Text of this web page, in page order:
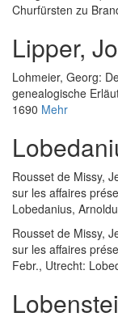
Churfürsten zu
Lipper,
Lohmeier, Georg:
genealogische
1690 Mehr
Rousset de Missy,
sur les affaires
Lobedanius,
Rousset de Missy,
sur les affaires
Febr., Utrecht: